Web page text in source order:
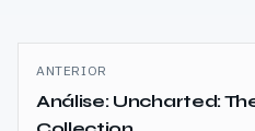
Navegação
de
ANTERIOR
Análise: Uncharted: